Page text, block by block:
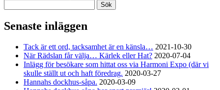
efter:
Senaste inläggen
Tack är ett ord, tacksamhet är en känsla… 2021-10-30
När Rädslan får välja… Kärlek eller Hat? 2020-07-04
Inlägg för besökare som hittat oss via Harmoni Expo (där vi
skulle ställt ut och haft föredrag. 2020-03-27
Hannahs dockhus-såpa. 2020-03-09